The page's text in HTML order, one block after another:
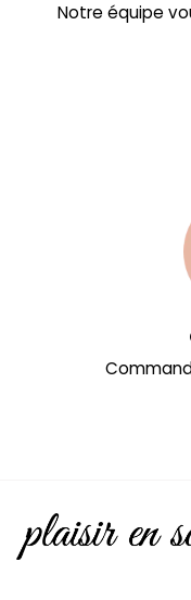
Notre équipe